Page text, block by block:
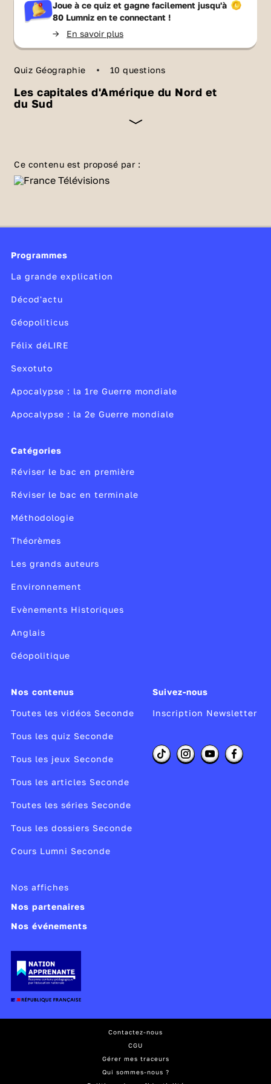
Joue à ce quiz et gagne facilement jusqu'à
80 Lumniz en te connectant !
-> En savoir plus
Quiz Géographie 10 questions
Les capitales d'Amérique du Nord et
du Sud
et drapeaux n'ont peut-être plus de secrets
pour toi... Peux-tu en dire autant de ces
Ce contenu est proposé par :
Programmes
La grande explication
Décod'actu
Géopoliticus
Félix déLIRE
Sexotuto
Apocalypse : la 1re Guerre mondiale
Apocalypse : la 2e Guerre mondiale
Catégories
Réviser le bac en première
Réviser le bac en terminale
Méthodologie
Théorèmes
Les grands auteurs
Environnement
Evènements Historiques
Anglais
Géopolitique
Nos contenus
Toutes les vidéos Seconde
Tous les quiz Seconde
Tous les jeux Seconde
Tous les articles Seconde
Toutes les séries Seconde
Tous les dossiers Seconde
Cours Lumni Seconde
Suivez-nous
Inscription Newsletter
Nos affiches
Nos partenaires
Nos événements
Contactez-nous
CGU
Gérer mes traceurs
Qui sommes-nous ?